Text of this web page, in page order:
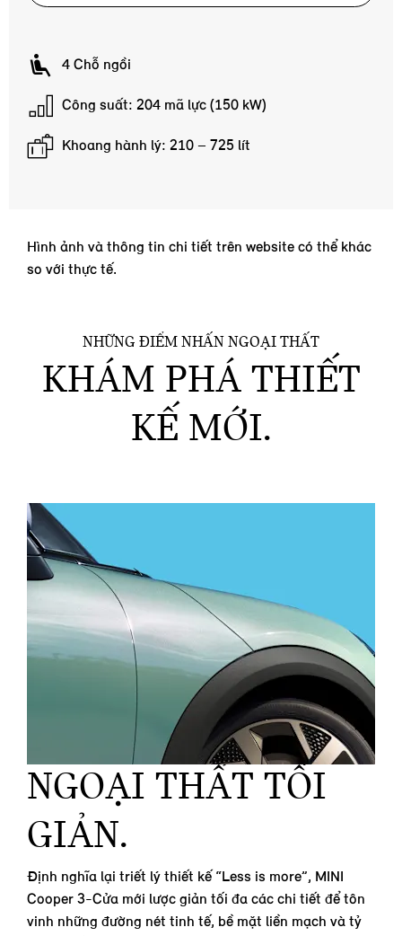
4 Chỗ ngồi
Công suất: 204 mã lực (150 kW)
Khoang hành lý: 210 – 725 lít
Hình ảnh và thông tin chi tiết trên website có thể khác
so với thực tế.
NHỮNG ĐIỂM NHẤN NGOẠI THẤT
KHÁM PHÁ THIẾT
KẾ MỚI.
NGOẠI THẤT TỐI
GIẢN.
Định nghĩa lại triết lý thiết kế “Less is more”, MINI
Cooper 3-Cửa mới lược giản tối đa các chi tiết để tôn
vinh những đường nét tinh tế, bề mặt liền mạch và tỷ